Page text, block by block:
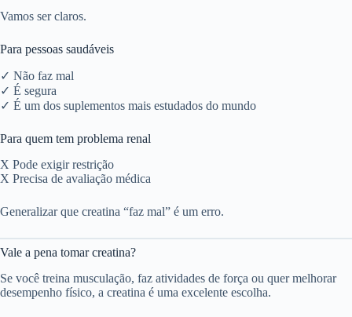
Vamos ser claros.
Para pessoas saudáveis
✓ Não faz mal
✓ É segura
✓ É um dos suplementos mais estudados do mundo
Para quem tem problema renal
X Pode exigir restrição
X Precisa de avaliação médica
Generalizar que creatina “faz mal” é um erro.
Vale a pena tomar creatina?
Se você treina musculação, faz atividades de força ou quer melhorar
desempenho físico, a creatina é uma excelente escolha.